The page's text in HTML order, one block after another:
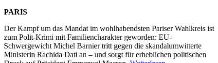
PARIS
Der Kampf um das Mandat im wohlhabendsten Pariser Wahlkreis ist
zum Polit-Krimi mit Familiencharakter geworden: EU-
Schwergewicht Michel Barnier tritt gegen die skandalumwitterte
Ministerin Rachida Dati an – und sorgt für erheblichen politischen